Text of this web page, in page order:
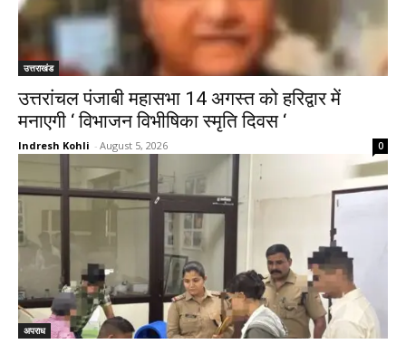
उत्तराखंड
उत्तरांचल पंजाबी महासभा 14 अगस्त को हरिद्वार में
मनाएगी ‘ विभाजन विभीषिका स्मृति दिवस ‘
Indresh Kohli - August 5, 2026 0
अपराध